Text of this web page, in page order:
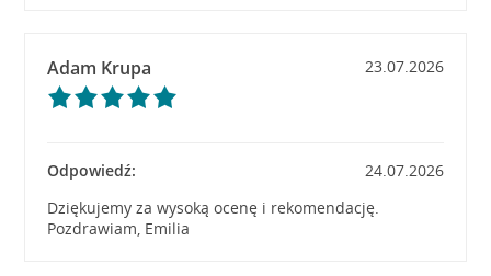
Adam Krupa 23.07.2026
Odpowiedź:
24.07.2026
Dziękujemy za wysoką ocenę i rekomendację.
Pozdrawiam, Emilia